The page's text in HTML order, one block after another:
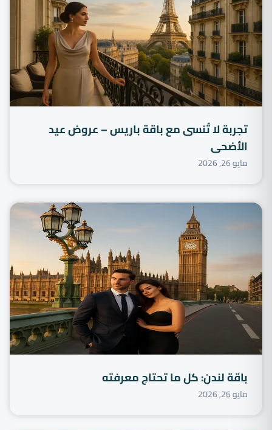
تجربة لا تُنسى مع باقة باريس – عروض عيد
الأضحى
مايو 26, 2026
باقة لندن: كل ما تحتاج معرفته
مايو 26, 2026